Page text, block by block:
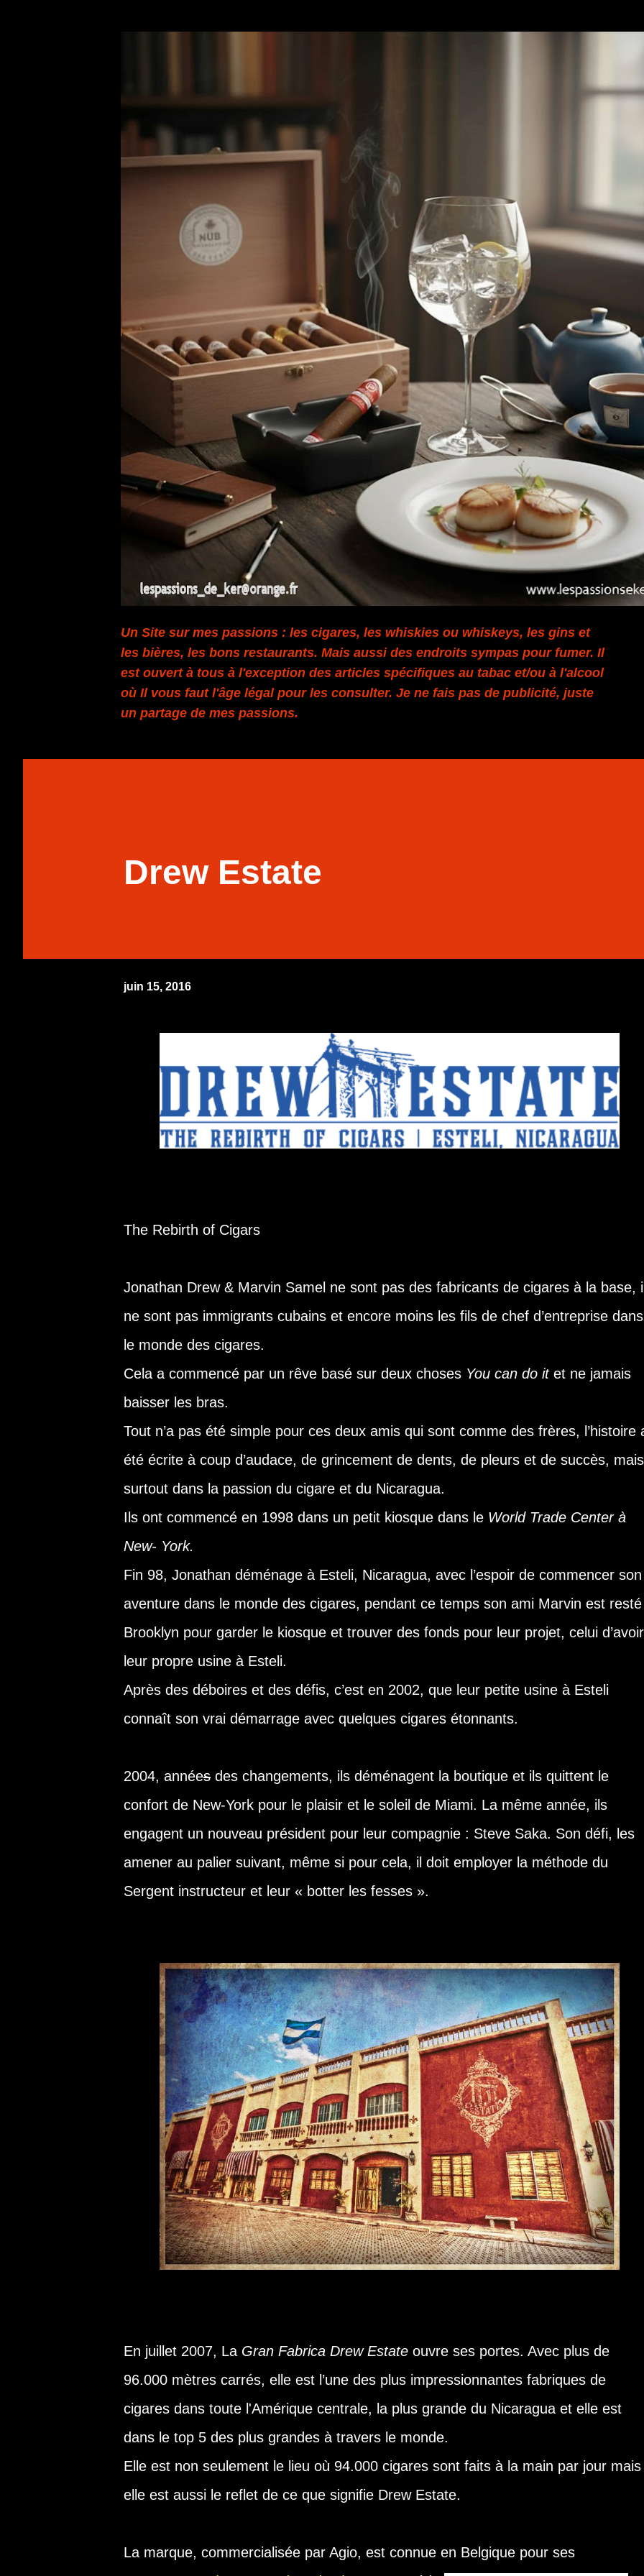
Un Site sur mes passions : les cigares, les whiskies ou whiskeys, les gins et
les bières, les bons restaurants. Mais aussi des endroits sympas pour fumer. Il
est ouvert à tous à l'exception des articles spécifiques au tabac et/ou à l'alcool
où Il vous faut l'âge légal pour les consulter. Je ne fais pas de publicité, juste
un partage de mes passions.
Drew Estate
juin 15, 2016
The Rebirth of Cigars
Jonathan Drew & Marvin Samel ne sont pas des fabricants de cigares à la base,
ne sont pas immigrants cubains et encore moins les fils de chef d’entreprise dans
le monde des cigares.
Cela a commencé par un rêve basé sur deux choses You can do it et ne jamais
baisser les bras.
Tout n’a pas été simple pour ces deux amis qui sont comme des frères, l’histoire
été écrite à coup d’audace, de grincement de dents, de pleurs et de succès, mais
surtout dans la passion du cigare et du Nicaragua.
Ils ont commencé en 1998 dans un petit kiosque dans le World Trade Center à
New- York.
Fin 98, Jonathan déménage à Esteli, Nicaragua, avec l’espoir de commencer son
aventure dans le monde des cigares, pendant ce temps son ami Marvin est
Brooklyn pour garder le kiosque et trouver des fonds pour leur projet, celui d’avoir
leur propre usine à Esteli.
Après des déboires et des défis, c’est en 2002, que leur petite usine à Esteli
connaît son vrai démarrage avec quelques cigares étonnants.
2004, années des changements, ils déménagent la boutique et ils quittent le
confort de New-York pour le plaisir et le soleil de Miami. La même année, ils
engagent un nouveau président pour leur compagnie : Steve Saka. Son défi, les
amener au palier suivant, même si pour cela, il doit employer la méthode du
Sergent instructeur et leur « botter les fesses ».
En juillet 2007, La Gran Fabrica Drew Estate ouvre ses portes. Avec plus de
96.000 mètres carrés, elle est l’une des plus impressionnantes fabriques de
cigares dans toute l'Amérique centrale, la plus grande du Nicaragua et elle est
dans le top 5 des plus grandes à travers le monde.
Elle est non seulement le lieu où 94.000 cigares sont faits à la main par jour mais
elle est aussi le reflet de ce que signifie Drew Estate.
La marque, commercialisée par Agio, est connue en Belgique pour ses